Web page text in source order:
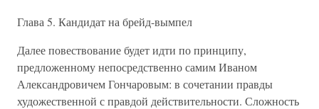
Глава 5. Кандидат на брейд-вымпел
Далее повествование будет идти по принципу,
предложенному непосредственно самим Иваном
Александровичем Гончаровым: в сочетании правды
художественной с правдой действительности. Сложность